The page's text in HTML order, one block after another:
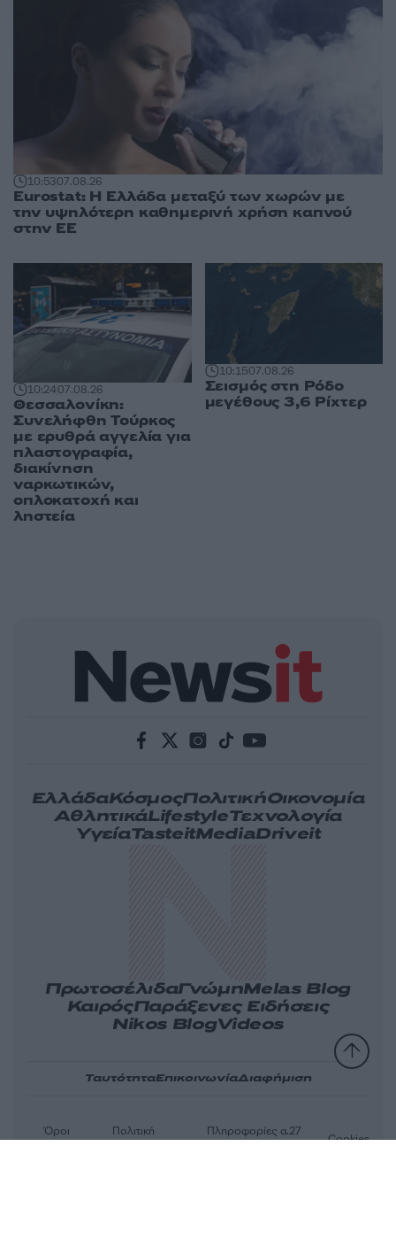
10:5307.08.26
Eurostat: Η Ελλάδα μεταξύ των χωρών με
την υψηλότερη καθημερινή χρήση καπνού
στην ΕΕ
10:2407.08.26
Θεσσαλονίκη:
Συνελήφθη Τούρκος
με ερυθρά αγγελία για
πλαστογραφία,
διακίνηση
ναρκωτικών,
οπλοκατοχή και
ληστεία
10:1507.08.26
Σεισμός στη Ρόδο
μεγέθους 3,6 Ρίχτερ
ΕλλάδαΚόσμοςΠολιτικήΟικονομία
ΑθλητικάLifestyleΤεχνολογία
ΥγείαTasteitMediaDriveit
ΠρωτοσέλιδαΓνώμηMelas Blog
ΚαιρόςΠαράξενες Ειδήσεις
Nikos BlogVideos
ΤαυτότηταΕπικοινωνίαΔιαφήμιση
Όροι
Πολιτική
Πληροφορίες α.27
Cookies